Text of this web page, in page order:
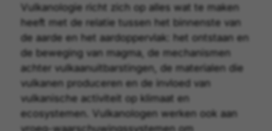
Vulkanologie richt zich op alles wat te maken
heeft met de relatie tussen het binnenste van
de aarde en het aardoppervlak: het ontstaan en
de beweging van magma, de mechanismen
achter vulkaanuitbarstingen, de materialen die
vulkanen produceren en de invloed van
vulkanische activiteit op klimaat en
ecosystemen. Vulkanologen werken ook aan
vroeg-waarschuwingssystemen om